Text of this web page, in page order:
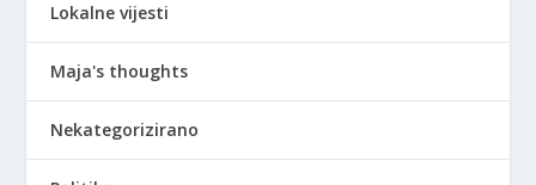
Lokalne vijesti
Maja's thoughts
Nekategorizirano